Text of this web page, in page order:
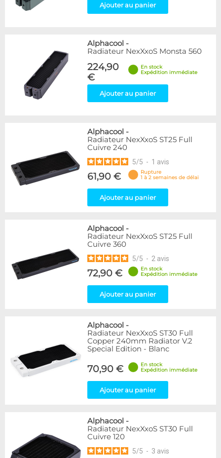
Ajouter au panier
Alphacool -
Radiateur NexXxoS Monsta 560
224,90
€
En stock
Expédition immédiate
Ajouter au panier
Alphacool -
Radiateur NexXxoS ST25 Full
Cuivre 240
5/5 - 1 avis
61,90 €
Rupture
1 à 2 semaines de délai
Ajouter au panier
Alphacool -
Radiateur NexXxoS ST25 Full
Cuivre 360
5/5 - 2 avis
72,90 €
En stock
Expédition immédiate
Ajouter au panier
Alphacool -
Radiateur NexXxoS ST30 Full
Copper 240mm Radiator V.2
Special Edition - Blanc
70,90 €
En stock
Expédition immédiate
Ajouter au panier
Alphacool -
Radiateur NexXxoS ST30 Full
Cuivre 120
5/5 - 3 avis